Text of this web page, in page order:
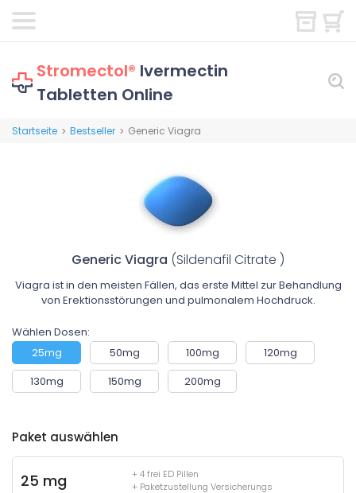
Stromectol® Ivermectin
Tabletten Online
Startseite > Bestseller > Generic Viagra
Generic Viagra (Sildenafil Citrate )
Viagra ist in den meisten Fällen, das erste Mittel zur Behandlung
von Erektionsstörungen und pulmonalem Hochdruck.
Wählen Dosen:
25mg
50mg 100mg
120mg
130mg
150mg 200mg
Paket auswählen
25 mg
+ 4 frei ED Pillen
+ Paketzustellung Versicherungs